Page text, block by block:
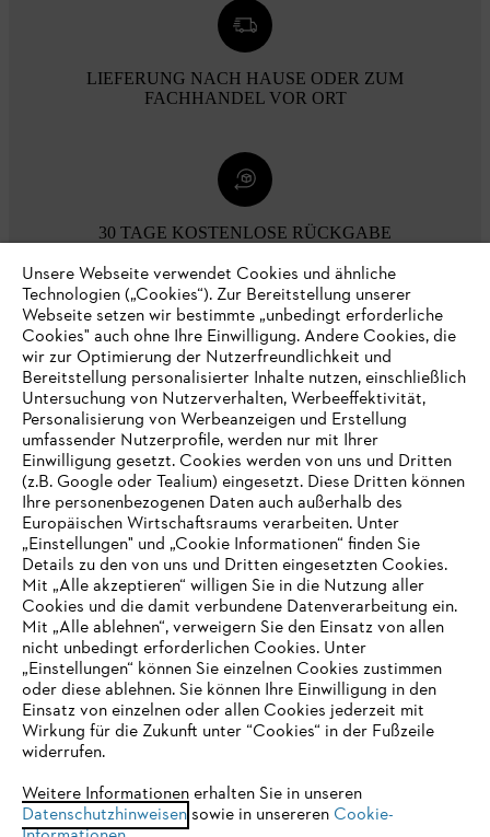
LIEFERUNG NACH HAUSE ODER ZUM
FACHHANDEL VOR ORT
30 TAGE KOSTENLOSE RÜCKGABE
Zahlungsmöglichkeiten
Unternehmen
Online Shop
Service
IHR BROWSER WIRD NICHT
UNTERSTÜTZT
eine optimale Nutzung unserer Seite empfehlen wir Ihnen, zu
einem der folgenden Browser zu wechseln:
Unsere Webseite verwendet Cookies und ähnliche
Technologien („Cookies“). Zur Bereitstellung unserer
Webseite setzen wir bestimmte „unbedingt erforderliche
Cookies" auch ohne Ihre Einwilligung. Andere Cookies, die
wir zur Optimierung der Nutzerfreundlichkeit und
Bereitstellung personalisierter Inhalte nutzen, einschließlich
Untersuchung von Nutzerverhalten, Werbeeffektivität,
Personalisierung von Werbeanzeigen und Erstellung
umfassender Nutzerprofile, werden nur mit Ihrer
Einwilligung gesetzt. Cookies werden von uns und Dritten
(z.B. Google oder Tealium) eingesetzt. Diese Dritten können
Ihre personenbezogenen Daten auch außerhalb des
Europäischen Wirtschaftsraums verarbeiten. Unter
„Einstellungen" und „Cookie Informationen“ finden Sie
Details zu den von uns und Dritten eingesetzten Cookies.
Mit „Alle akzeptieren“ willigen Sie in die Nutzung aller
Cookies und die damit verbundene Datenverarbeitung ein.
Mit „Alle ablehnen“, verweigern Sie den Einsatz von allen
nicht unbedingt erforderlichen Cookies. Unter
„Einstellungen“ können Sie einzelnen Cookies zustimmen
oder diese ablehnen. Sie können Ihre Einwilligung in den
Einsatz von einzelnen oder allen Cookies jederzeit mit
Wirkung für die Zukunft unter “Cookies“ in der Fußzeile
widerrufen.
Weitere Informationen erhalten Sie in unseren
Datenschutzhinweisensowie in unsereren Cookie-